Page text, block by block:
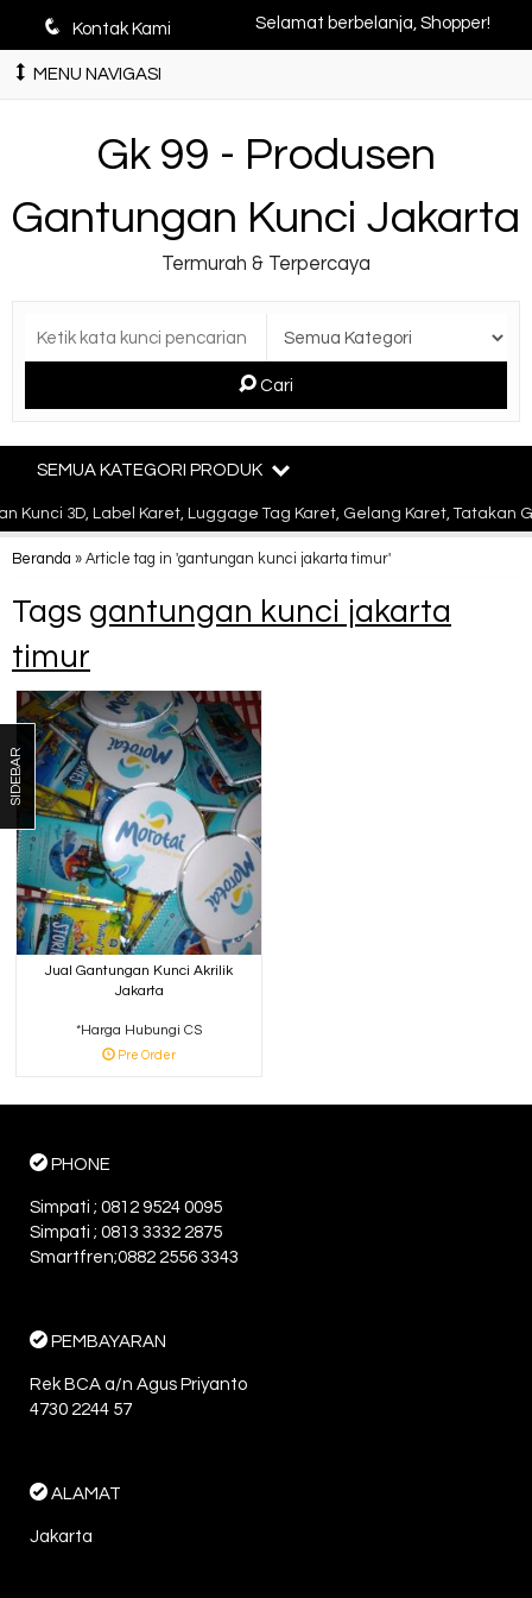
q Kontak Kami Selamat berbelanja, Shopper!
MENU NAVIGASI
Gk 99 - Produsen
Gantungan Kunci Jakarta
Termurah & Terpercaya
Cari
SEMUA KATEGORI PRODUK
Kunci 3D, Label Karet, Luggage Tag Karet, Gelang Karet,
Beranda » Article tag in 'gantungan kunci jakarta timur'
Tags gantungan kunci jakarta
timur
Jual Gantungan Kunci Akrilik
Jakarta
*Harga Hubungi CS
Pre Order
SIDEBAR
PHONE
Simpati ; 0812 9524 0095
Simpati ; 0813 3332 2875
Smartfren;0882 2556 3343
PEMBAYARAN
Rek BCA a/n Agus Priyanto
4730 2244 57
ALAMAT
Jakarta